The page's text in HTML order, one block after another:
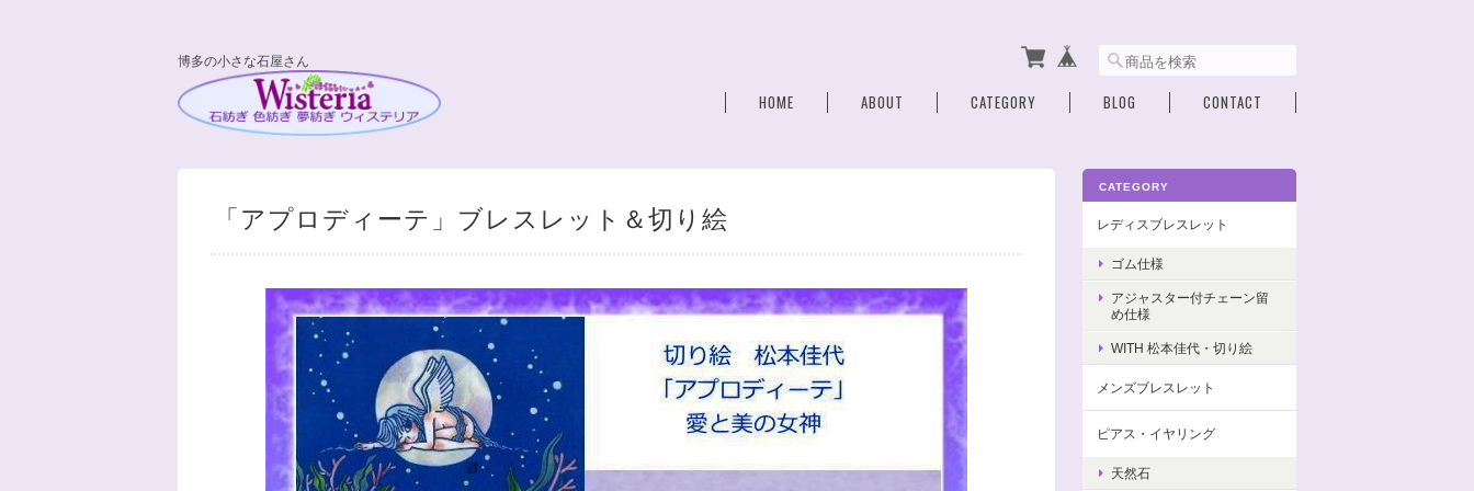
博多の小さな石屋さん
HOME ABOUT CATEGORY BLOG CONTACT
「アプロディーテ」ブレスレット＆切り絵
CATEGORY
レディスブレスレット
ゴム仕様
アジャスター付チェーン留
め仕様
WITH 松本佳代・切り絵
メンズブレスレット
ピアス・イヤリング
天然石